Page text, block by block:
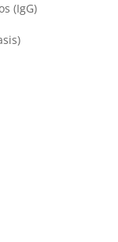
(IgG)